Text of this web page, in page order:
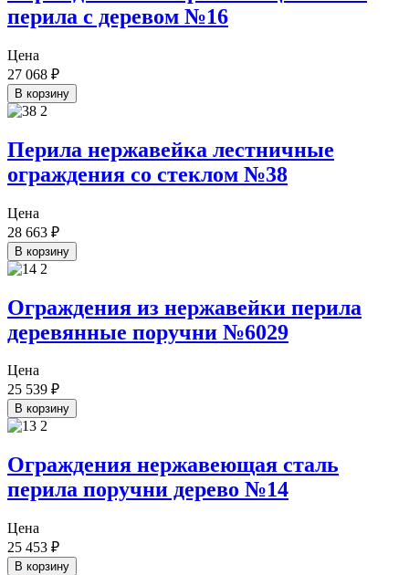
перила с деревом №16
Цена
27 068 ₽
В корзину
Перила нержавейка лестничные
ограждения со стеклом №38
Цена
28 663 ₽
В корзину
Ограждения из нержавейки перила
деревянные поручни №6029
Цена
25 539 ₽
В корзину
Ограждения нержавеющая сталь
перила поручни дерево №14
Цена
25 453 ₽
В корзину